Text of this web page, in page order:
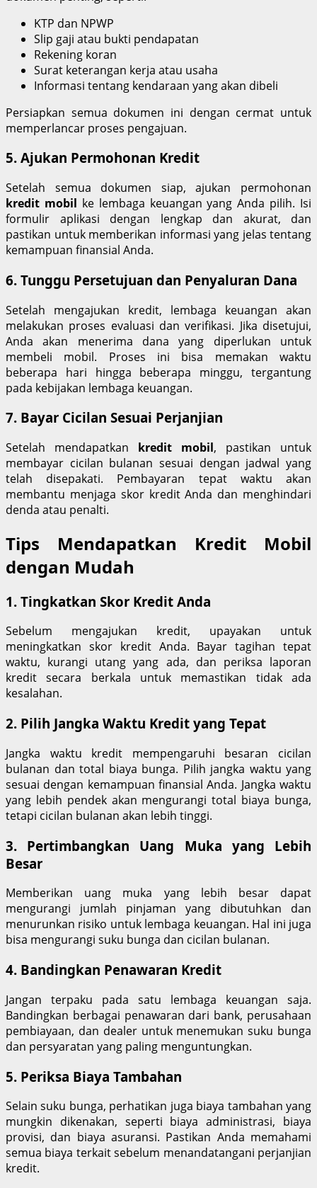
KTP dan NPWP
Slip gaji atau bukti pendapatan
Rekening koran
Surat keterangan kerja atau usaha
Informasi tentang kendaraan yang akan dibeli
Persiapkan semua dokumen ini dengan cermat untuk
memperlancar proses pengajuan.
5. Ajukan Permohonan Kredit
Setelah semua dokumen siap, ajukan permohonan
kredit mobil ke lembaga keuangan yang Anda pilih. Isi
formulir aplikasi dengan lengkap dan akurat, dan
pastikan untuk memberikan informasi yang jelas tentang
kemampuan finansial Anda.
6. Tunggu Persetujuan dan Penyaluran Dana
Setelah mengajukan kredit, lembaga keuangan akan
melakukan proses evaluasi dan verifikasi. Jika disetujui,
Anda akan menerima dana yang diperlukan untuk
membeli mobil. Proses ini bisa memakan waktu
beberapa hari hingga beberapa minggu, tergantung
pada kebijakan lembaga keuangan.
7. Bayar Cicilan Sesuai Perjanjian
Setelah mendapatkan kredit mobil, pastikan untuk
membayar cicilan bulanan sesuai dengan jadwal yang
telah disepakati. Pembayaran tepat waktu akan
membantu menjaga skor kredit Anda dan menghindari
denda atau penalti.
Tips Mendapatkan Kredit Mobil
dengan Mudah
1. Tingkatkan Skor Kredit Anda
Sebelum mengajukan kredit, upayakan untuk
meningkatkan skor kredit Anda. Bayar tagihan tepat
waktu, kurangi utang yang ada, dan periksa laporan
kredit secara berkala untuk memastikan tidak ada
kesalahan.
2. Pilih Jangka Waktu Kredit yang Tepat
Jangka waktu kredit mempengaruhi besaran cicilan
bulanan dan total biaya bunga. Pilih jangka waktu yang
sesuai dengan kemampuan finansial Anda. Jangka waktu
yang lebih pendek akan mengurangi total biaya bunga,
tetapi cicilan bulanan akan lebih tinggi.
3. Pertimbangkan Uang Muka yang Lebih
Besar
Memberikan uang muka yang lebih besar dapat
mengurangi jumlah pinjaman yang dibutuhkan dan
menurunkan risiko untuk lembaga keuangan. Hal ini juga
bisa mengurangi suku bunga dan cicilan bulanan.
4. Bandingkan Penawaran Kredit
Jangan terpaku pada satu lembaga keuangan saja.
Bandingkan berbagai penawaran dari bank, perusahaan
pembiayaan, dan dealer untuk menemukan suku bunga
dan persyaratan yang paling menguntungkan.
5. Periksa Biaya Tambahan
Selain suku bunga, perhatikan juga biaya tambahan yang
mungkin dikenakan, seperti biaya administrasi, biaya
provisi, dan biaya asuransi. Pastikan Anda memahami
semua biaya terkait sebelum menandatangani perjanjian
kredit.